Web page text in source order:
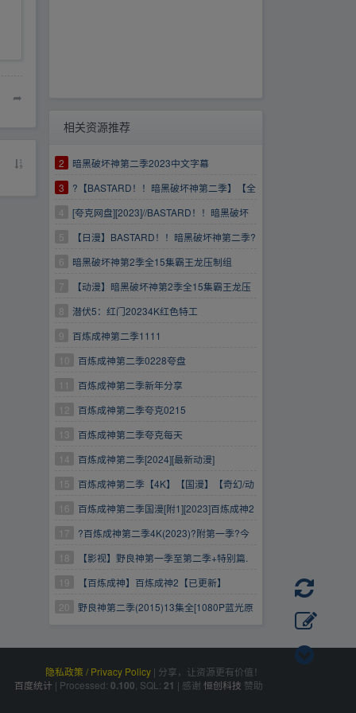
➦
相关资源推荐
2
暗黑破坏神第二季2023中文字幕
3
?【BASTARD！！暗黑破坏神第二季】【全
15集?】【日漫动画暗黑破坏神】
4
[夸克网盘][2023]//BASTARD！！暗黑破坏
神第二季
5
【日漫】BASTARD！！暗黑破坏神第二季?
15集完结?高码?暗黑破坏神1+2季动画/奇幻
6
暗黑破坏神第2季全15集霸王龙压制组
7
【动漫】暗黑破坏神第2季全15集霸王龙压
制组
8
潜伏5：红门20234K红色特工
4KBASTARD!!.暗黑破坏神第2季
9
百炼成神第二季1111
10
百炼成神第二季0228夸盘
11
百炼成神第二季新年分享
12
百炼成神第二季夸克0215
13
百炼成神第二季夸克每天
14
百炼成神第二季[2024][最新动漫]
15
百炼成神第二季【4K】【国漫】【奇幻/动
作】更新中
16
百炼成神第二季国漫[附1][2023]百炼成神2
17
?百炼成神第二季4K(2023)?附第一季?今
日更新最新?百炼成神2
18
【影视】野良神第一季至第二季+特别篇.
中英字幕.4K高清.完整版
19
【百炼成神】百炼成神2【已更新】
（2023）4K高码率中文字幕百炼成神第二季
20
野良神第二季(2015)13集全[1080P蓝光原
隐私政策 / Privacy Policy | 分享，让资源更有价值！
百度统计 | Processed: 0.100 , SQL: 21 | 感谢 恒创科技 赞助